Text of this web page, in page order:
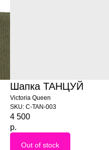
Шапка ТАНЦУЙ
Victoria Queen
SKU: С-TAN-003
4 500
р.
Out of stock